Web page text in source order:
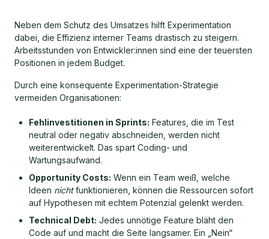
Neben dem Schutz des Umsatzes hilft Experimentation
dabei, die Effizienz interner Teams drastisch zu steigern.
Arbeitsstunden von Entwickler:innen sind eine der teuersten
Positionen in jedem Budget.
Durch eine konsequente Experimentation-Strategie
vermeiden Organisationen:
Fehlinvestitionen in Sprints: Features, die im Test
neutral oder negativ abschneiden, werden nicht
weiterentwickelt. Das spart Coding- und
Wartungsaufwand.
Opportunity Costs: Wenn ein Team weiß, welche
Ideen nichtfunktionieren, können die Ressourcen sofort
auf Hypothesen mit echtem Potenzial gelenkt werden.
Technical Debt: Jedes unnötige Feature bläht den
Code auf und macht die Seite langsamer. Ein „Nein“